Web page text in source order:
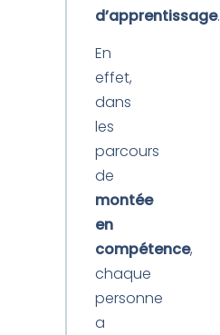
d’apprentissage.
En
effet,
dans
les
parcours
de
montée
en
compétence,
chaque
personne
a